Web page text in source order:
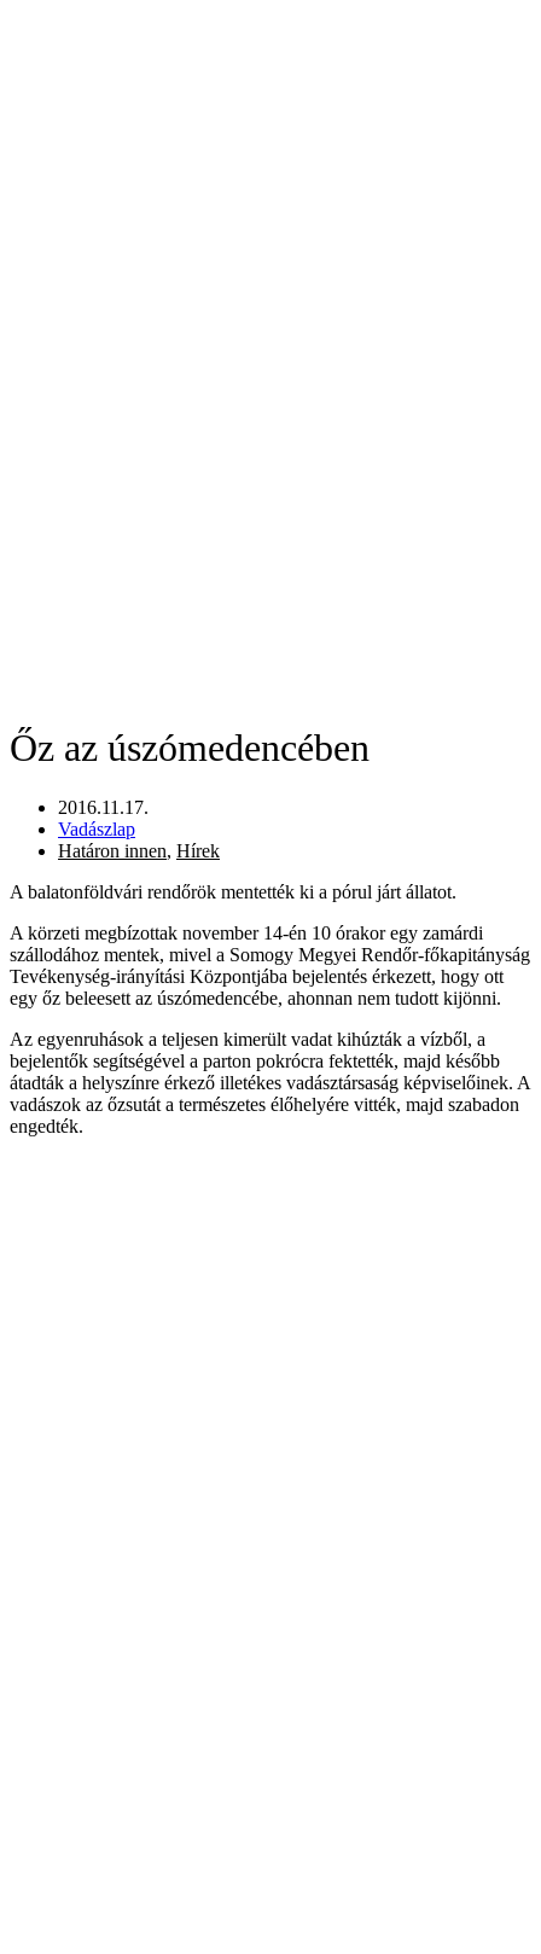
Őz az úszómedencében
2016.11.17.
Vadászlap
Határon innen, Hírek
A balatonföldvári rendőrök mentették ki a pórul járt állatot.
A körzeti megbízottak november 14-én 10 órakor egy zamárdi
szállodához mentek, mivel a Somogy Megyei Rendőr-főkapitányság
Tevékenység-irányítási Központjába bejelentés érkezett, hogy ott
egy őz beleesett az úszómedencébe, ahonnan nem tudott kijönni.
Az egyenruhások a teljesen kimerült vadat kihúzták a vízből, a
bejelentők segítségével a parton pokrócra fektették, majd később
átadták a helyszínre érkező illetékes vadásztársaság képviselőinek. A
vadászok az őzsutát a természetes élőhelyére vitték, majd szabadon
engedték.